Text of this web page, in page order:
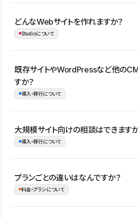
どんなWebサイトを作れますか？
Studioについて
コーポレートサイト、サービスサイト、
グ・メディア、イベントサイト、店舗・
ォリオなど幅広く制作できます。
既存サイトやWordPressなど他の
すか？
導入・移行について
はい。既存サイトの構成やコンテンツ、
Studio上に再構築する形で移行できます。
イト全体のデザインや設定がそのまま移行
め、移行後にページ構成やデザイン、CMS
大規模サイト向けの相談はできます
導入・移行について
はい。アクセス規模が大きいサイトや、複
理、セキュリティ確認、既存システムと
プランごとの違いはなんですか？
料金・プランについて